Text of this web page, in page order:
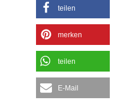
teilen
merken
teilen
E-Mail